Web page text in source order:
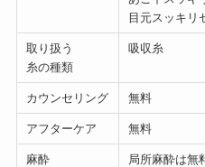
目元スッキリ
取り扱う
糸の種類
吸収糸
カウンセリング 無料
アフターケア 無料
麻酔
局所麻酔は無